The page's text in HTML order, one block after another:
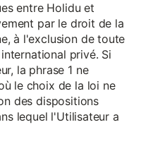
entre Holidu et
par le droit de la
à l'exclusion de toute
privé. Si
la phrase 1 ne
le choix de la loi ne
des dispositions
lequel l'Utilisateur a